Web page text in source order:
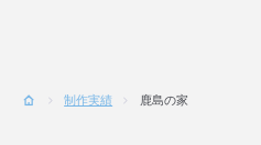
制作実績 鹿島の家